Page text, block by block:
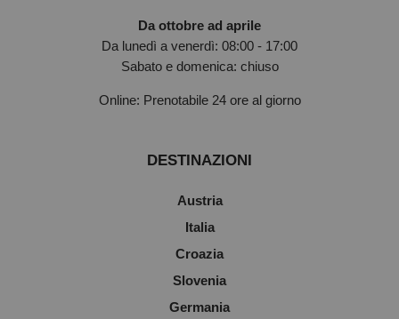
Da ottobre ad aprile
Da lunedì a venerdì: 08:00 - 17:00
Sabato e domenica: chiuso
Online: Prenotabile 24 ore al giorno
DESTINAZIONI
Austria
Italia
Croazia
Slovenia
Germania